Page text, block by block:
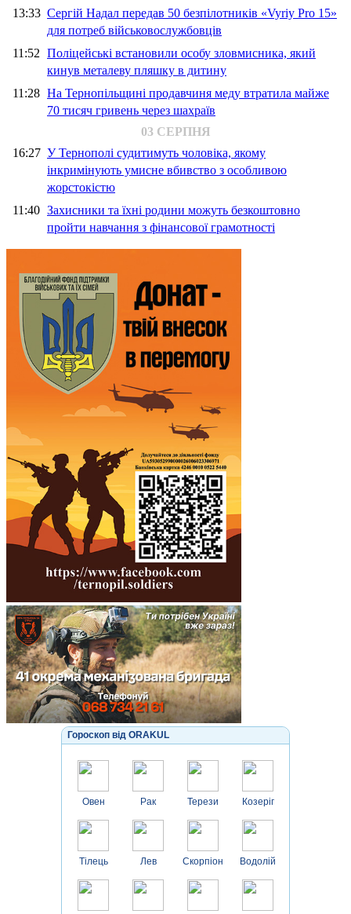
13:33 Сергій Надал передав 50 безпілотників «Vyriy Pro 15»
для потреб військовослужбовців
11:52 Поліцейські встановили особу зловмисника, який
кинув металеву пляшку в дитину
11:28 На Тернопільщині продавчиня меду втратила майже
70 тисяч гривень через шахраїв
03 СЕРПНЯ
16:27 У Тернополі судитимуть чоловіка, якому
інкримінують умисне вбивство з особливою
жорстокістю
11:40 Захисники та їхні родини можуть безкоштовно
пройти навчання з фінансової грамотності
Гороскоп від ORAKUL
Овен
Тілець
Рак
Лев
Терези
Скорпіон
Козеріг
Водолій